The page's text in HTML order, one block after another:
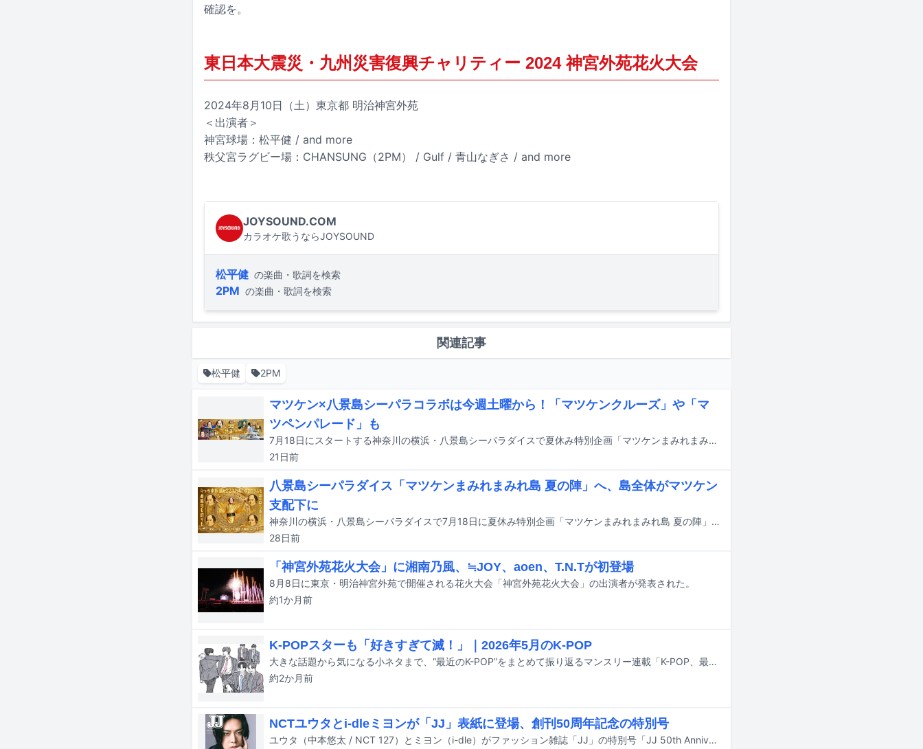
確認を。
東日本大震災・九州災害復興チャリティー 2024 神宮外苑花火大会
2024年8月10日（土）東京都 明治神宮外苑
＜出演者＞
神宮球場：松平健 / and more
秩父宮ラグビー場：CHANSUNG（2PM） / Gulf / 青山なぎさ / and more
JOYSOUND.COM
カラオケ歌うならJOYSOUND
松平健 の楽曲・歌詞を検索
2PM の楽曲・歌詞を検索
関連記事
松平健 2PM
マツケン×八景島シーパラコラボは今週土曜から！「マツケンクルーズ」や「マ
ツペンパレード」も
7月18日にスタートする神奈川の横浜・八景島シーパラダイスで夏休み特別企画「マツケンまみれまみれ島 夏の陣」の詳細が発表された。
21日前
八景島シーパラダイス「マツケンまみれまみれ島 夏の陣」へ、島全体がマツケン
支配下に
神奈川の横浜・八景島シーパラダイスで7月18日に夏休み特別企画「マツケンまみれまみれ島 夏の陣」がスタートする。
28日前
「神宮外苑花火大会」に湘南乃風、≒JOY、aoen、T.N.Tが初登場
8月8日に東京・明治神宮外苑で開催される花火大会「神宮外苑花火大会」の出演者が発表された。
約1か月前
K-POPスターも「好きすぎて滅！」｜2026年5月のK-POP
大きな話題から気になる小ネタまで、“最近のK-POP”をまとめて振り返るマンスリー連載「K-POP、最近どう？」。5月は、アメリカの「American Music Awards（AMAs）」にて、BTSが最高賞である「Artist of the Year」を含む3冠に輝き、さらに6月のFIFAワールドカップ決勝のハーフタイムショー出演が予告されるというビッグニュースが。W杯開幕セレモニーではBLACKPINKのリサが公式ソングの歌唱に参加することも明らかになり胸を躍らせたファンも多いのではないでしょうか。一方で、「KCON JAPAN」「ASIA STAR ENTERTAINER AWARDS」（ASEA）、2PMの約10年ぶりとなる東京ドーム公演、SEVENTEENやTOMORROW X TOGETHERがファンミーティングを行いK-POPシーンを代表するスターたちがこぞって来日するなど、日本国内もイベントづくし。本稿では、そんな5月のK-POPシーンから、印象的な出来事をピックアップしてお届けします。
約2か月前
NCTユウタとi-dleミヨンが「JJ」表紙に登場、創刊50周年記念の特別号
ユウタ（中本悠太 / NCT 127）とミヨン（i-dle）がファッション雑誌「JJ」の特別号「JJ 50th Anniversary EDITION」の表紙を飾る。